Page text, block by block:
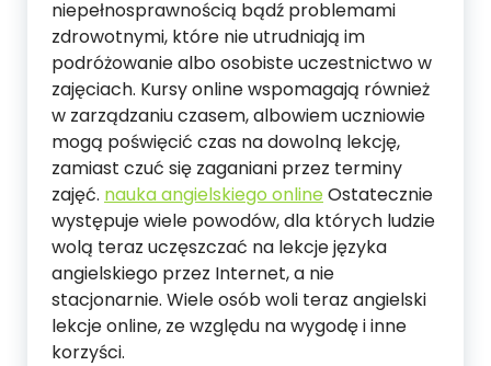
niepełnosprawnością bądź problemami
zdrowotnymi, które nie utrudniają im
podróżowanie albo osobiste uczestnictwo w
zajęciach. Kursy online wspomagają również
w zarządzaniu czasem, albowiem uczniowie
mogą poświęcić czas na dowolną lekcję,
zamiast czuć się zaganiani przez terminy
zajęć. nauka angielskiego onlineOstatecznie
występuje wiele powodów, dla których ludzie
wolą teraz uczęszczać na lekcje języka
angielskiego przez Internet, a nie
stacjonarnie. Wiele osób woli teraz angielski
lekcje online, ze względu na wygodę i inne
korzyści.